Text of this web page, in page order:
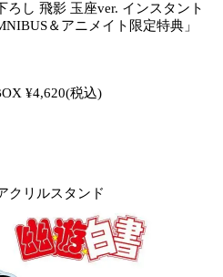
し 飛影 玉座ver. インスタント
＆アニメイト限定特典」
¥4,620(税込)
クリルスタンド